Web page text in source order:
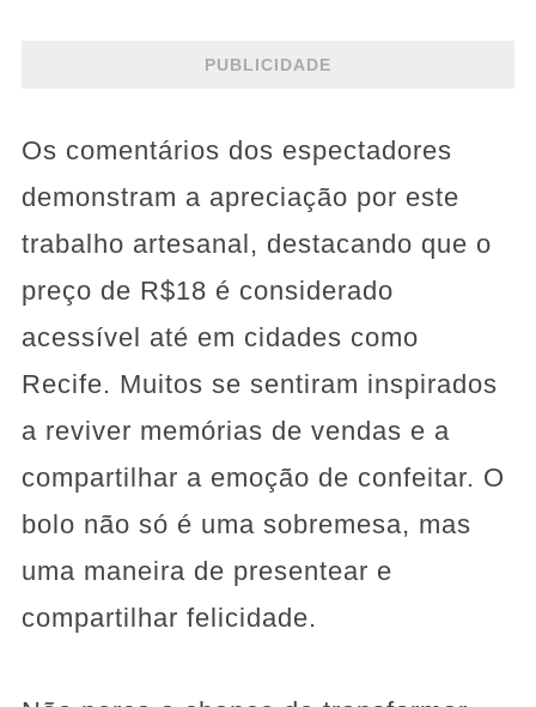
PUBLICIDADE
Os comentários dos espectadores
demonstram a apreciação por este
trabalho artesanal, destacando que o
preço de R$18 é considerado
acessível até em cidades como
Recife. Muitos se sentiram inspirados
a reviver memórias de vendas e a
compartilhar a emoção de confeitar. O
bolo não só é uma sobremesa, mas
uma maneira de presentear e
compartilhar felicidade.